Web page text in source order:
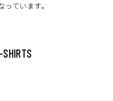
ています。